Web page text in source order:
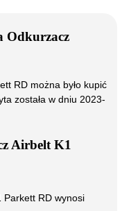
Odkurzacz
RD można było kupić
została w dniu 2023-
Airbelt K1
Parkett RD wynosi